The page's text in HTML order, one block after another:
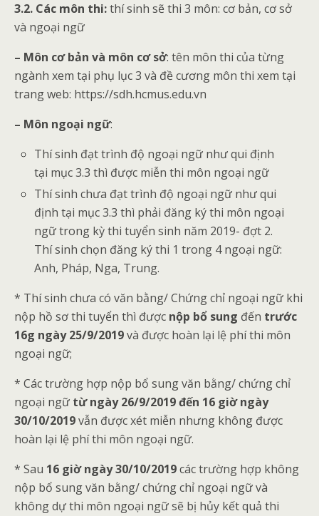
3.2. Các môn thi:thí sinh sẽ thi 3 môn: cơ bản, cơ sở
và ngoại ngữ
– Môn cơ bản và môn cơ sở: tên môn thi của từng
ngành xem tại phụ lục 3 và đề cương môn thi xem tại
trang web: https://sdh.hcmus.edu.vn
– Môn ngoại ngữ:
Thí sinh đạt trình độ ngoại ngữ như qui định
tại mục 3.3 thì được miễn thi môn ngoại ngữ
Thí sinh chưa đạt trình độ ngoại ngữ như qui
định tại mục 3.3 thì phải đăng ký thi môn ngoại
ngữ trong kỳ thi tuyển sinh năm 2019- đợt 2.
Thí sinh chọn đăng ký thi 1 trong 4 ngoại ngữ:
Anh, Pháp, Nga, Trung.
* Thí sinh chưa có văn bằng/ Chứng chỉ ngoại ngữ khi
nộp hồ sơ thi tuyển thì được nộp bổ sung đến trước
16g ngày 25/9/2019và được hoàn lại lệ phí thi môn
ngoại ngữ;
* Các trường hợp nộp bổ sung văn bằng/ chứng chỉ
ngoại ngữ từ ngày 26/9/2019 đến 16 giờ ngày
30/10/2019vẫn được xét miễn nhưng không được
hoàn lại lệ phí thi môn ngoại ngữ.
* Sau 16 giờ ngày 30/10/2019các trường hợp không
nộp bổ sung văn bằng/ chứng chỉ ngoại ngữ và
không dự thi môn ngoại ngữ sẽ bị hủy kết quả thi